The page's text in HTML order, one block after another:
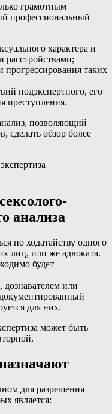
грамотным
профессиональный
характера и
расстройствами;
таких
подэкспертного, его
преступления.
позволяющий
сделать обзор более
анализа
по ходатайству одного
лиц, или же адвоката.
будет
дознавателем или
для них.
может быть
для разрешения
является: